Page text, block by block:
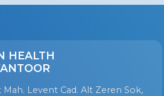
HEALTH
Mah. Levent Cad. Alt Zeren Sok,